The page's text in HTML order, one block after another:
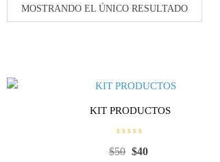
MOSTRANDO EL ÚNICO RESULTADO
KIT PRODUCTOS
a
$50 $40